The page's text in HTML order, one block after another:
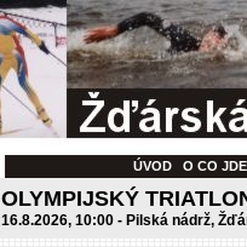
ÚVOD O CO
OLYMPIJSKÝ
16.8.2026, 10:00 - Pilská nádrž,